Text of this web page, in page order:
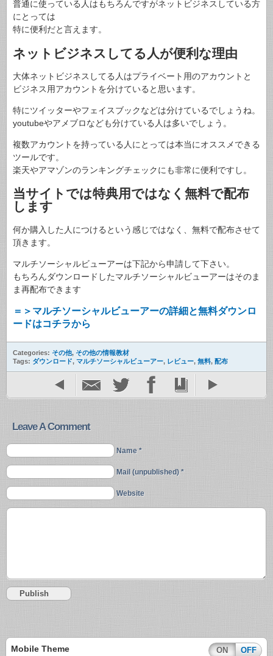
普通に使っている人はもちろんですがネットビジネスしている方
にとっては
特に便利だと言えます。
ネットビジネスしてる人が便利な理由
大体ネットビジネスしてる人はプライベート用のアカウントと
ビジネス用アカウントを分けていると思います。
特にツイッターやフェイスブックなどは分けているでしょうね。
youtubeやアメブロなども分けている人は多いでしょう。
複数アカウントを持っている人にとっては本当にオススメできる
ツールです。
楽天やアマゾンのランキングチェックにも非常に便利ですし。
当サイトでは特典用ではなく無料で配布
します
何か購入した人につけるという感じではなく、無料で配布させて
頂きます。
マルチソーシャルビューアーは下記から申請して下さい。
もちろんダウンロードしたマルチソーシャルビューアーはそのま
ま再配布できます
＝＞マルチソーシャルビューアーの詳細と無料ダウンロ
ードはコチラから
Categories: その他, その他の情報教材
Tags: ダウンロード, マルチソーシャルビューアー, レビュー, 無料, 配布
Leave A Comment
Name *
Mail (unpublished) *
Website
Mobile Theme ON OFF